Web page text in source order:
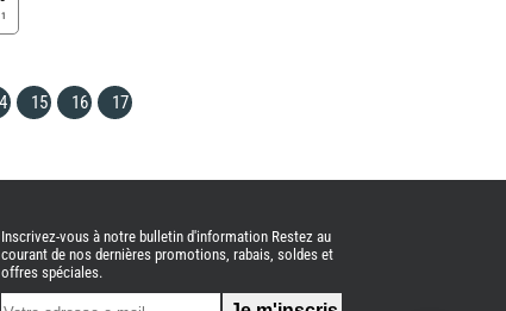
1
15 16
17
Inscrivez-vous à notre bulletin d'information Restez au
courant de nos dernières promotions, rabais, soldes et
offres spéciales.